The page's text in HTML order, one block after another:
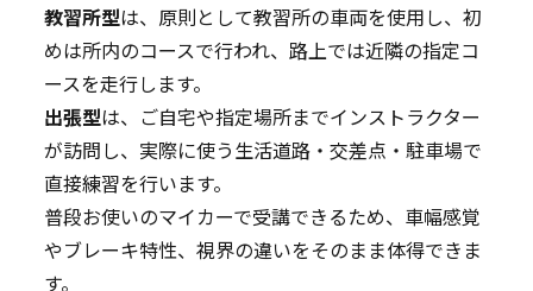
教習所型は、原則として教習所の車両を使用し、初
めは所内のコースで行われ、路上では近隣の指定コ
ースを走行します。
出張型は、ご自宅や指定場所までインストラクター
が訪問し、実際に使う生活道路・交差点・駐車場で
直接練習を行います。
普段お使いのマイカーで受講できるため、車幅感覚
やブレーキ特性、視界の違いをそのまま体得できま
す。